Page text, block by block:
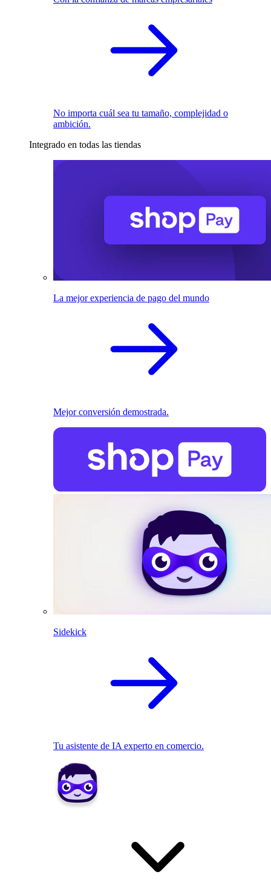
No importa cuál sea tu tamaño, complejidad o
ambición.
Integrado en todas las tiendas
La mejor experiencia de pago del mundo
Mejor conversión demostrada.
Sidekick
Tu asistente de IA experto en comercio.